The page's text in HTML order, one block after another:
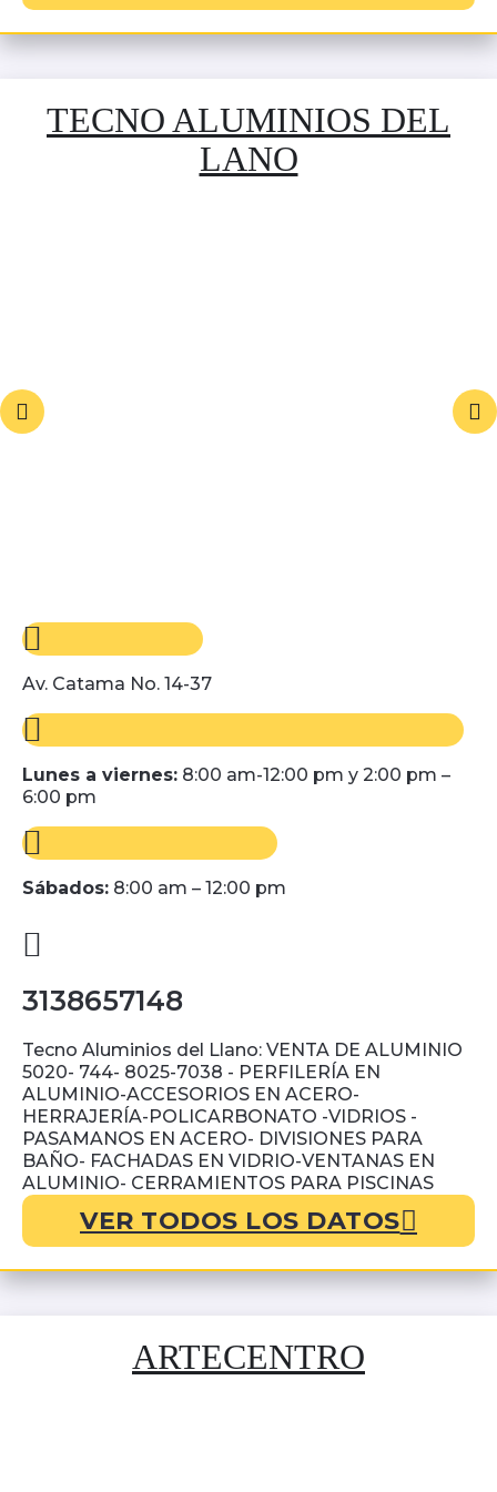
TECNO ALUMINIOS DEL
LANO
Av. Catama No. 14-37
Lunes a viernes: 8:00 am-12:00 pm y 2:00 pm –
6:00 pm
Sábados: 8:00 am – 12:00 pm
3138657148
Tecno Aluminios del Llano: VENTA DE ALUMINIO
5020- 744- 8025-7038 - PERFILERÍA EN
ALUMINIO-ACCESORIOS EN ACERO-
HERRAJERÍA-POLICARBONATO -VIDRIOS -
PASAMANOS EN ACERO- DIVISIONES PARA
BAÑO- FACHADAS EN VIDRIO-VENTANAS EN
ALUMINIO- CERRAMIENTOS PARA PISCINAS
VER TODOS LOS DATOS
ARTECENTRO